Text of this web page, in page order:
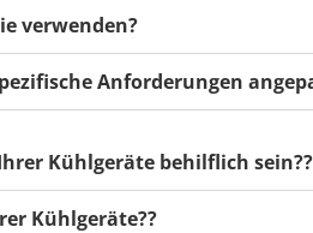
verwenden?
Anforderungen
Kühlgeräte behilflich sein??
Kühlgeräte??